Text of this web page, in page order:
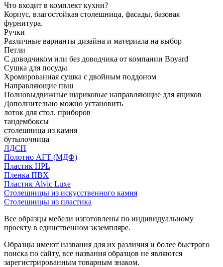
Что входит в комплект кухни?
Корпус, влагостойкая столешница, фасады, базовая
фурнитура.
Ручки
Различные варианты дизайна и материала на выбор
Петли
С доводчиком или без доводчика от компании Boyard
Сушка для посуды
Хромированная сушка с двойным поддоном
Направляющие пвш
Полновыдвижные шариковые направляющие для ящиков
Дополнительно можно установить
лоток для стол. приборов
тандембоксы
столешница из камня
бутылочница
ЛДСП
Полотно АГТ (МДФ)
Пластик HPL
Пленка ПВХ
Пластик Alvic Luxe
Столешницы из искусственного камня
Столешницы из пластика
Все образцы мебели изготовлены по индивидуальному
проекту в единственном экземпляре.
Образцы имеют названия для их различия и более быстрого
поиска по сайту, все названия образцов не являются
зарегистрированным товарным знаком.